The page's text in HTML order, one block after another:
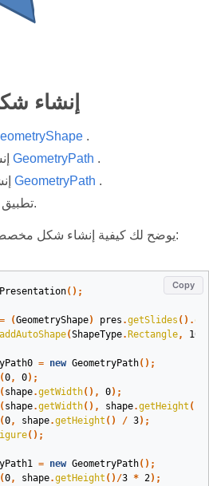
إنشاء
.
GeometryPath .
GeometryPath .
تطبيق المسارات على الشكل.
هذا الكود بلغة Java يوضح لك كيفية إنشاء شكل مخصص مركب:
Copy
Presentation();
= (GeometryShape) pres .getSlides ().
addAutoShape(ShapeType. Rectangle, 100
= new GeometryPath();
(0, 0);
( shape.getWidth(), 0);
( shape.getWidth(), shape.getHeight ()/
(0, shape.getHeight () / 3);
();
= new GeometryPath();
(0, shape.getHeight ()/3 * 2);